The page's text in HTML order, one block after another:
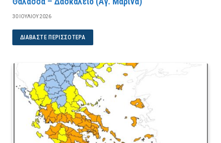
30 ΙΟΥΛΊΟΥ 2026
ΔΙΑΒΆΣΤΕ ΠΕΡΙΣΣΌΤΕΡΑ